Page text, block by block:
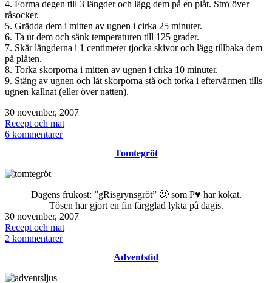
4. Forma degen till 3 längder och lägg dem på en plåt. Strö över
råsocker.
5. Grädda dem i mitten av ugnen i cirka 25 minuter.
6. Ta ut dem och sänk temperaturen till 125 grader.
7. Skär längderna i 1 centimeter tjocka skivor och lägg tillbaka dem
på plåten.
8. Torka skorporna i mitten av ugnen i cirka 10 minuter.
9. Stäng av ugnen och låt skorporna stå och torka i eftervärmen tills
ugnen kallnat (eller över natten).
Publicerat
den
30 november, 2007
Kategoriserat
som
Recept och mat
6 kommentarertill
Tomtegröt
Dagens frukost: ”gRisgrynsgröt” 🙂 som P♥ har kokat.
Tösen har gjort en fin färgglad lykta på dagis.
Publicerat
den
30 november, 2007
Kategoriserat
som
Recept och mat
2 kommentarertill
Adventstid